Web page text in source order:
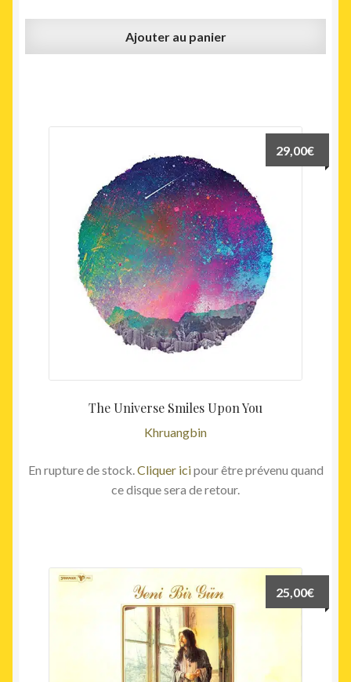
Ajouter au panier
The Universe Smiles Upon You
Khruangbin
29,00€
En rupture de stock. Cliquer icipour être prévenu quand
ce disque sera de retour.
25,00€